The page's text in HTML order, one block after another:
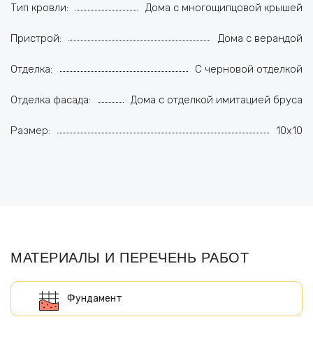
Тип кровли: Дома с многощипцовой крышей
Пристрой: Дома с верандой
Отделка: С черновой отделкой
Отделка фасада: Дома с отделкой имитацией бруса
Размер: 10x10
МАТЕРИАЛЫ И ПЕРЕЧЕНЬ РАБОТ